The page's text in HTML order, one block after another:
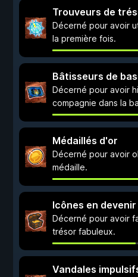
Trouveurs de
Décerné pour avoir
la première fois.
Bâtisseurs de
Décerné pour avoir
compagnie dans la
Médaillés d'or
Décerné pour avoir
médaille.
Icônes en devenir
Décerné pour avoir
trésor fabuleux.
Vandales